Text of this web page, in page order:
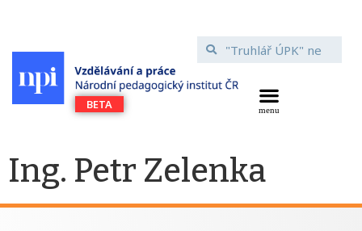
Ing. Petr Zelenka